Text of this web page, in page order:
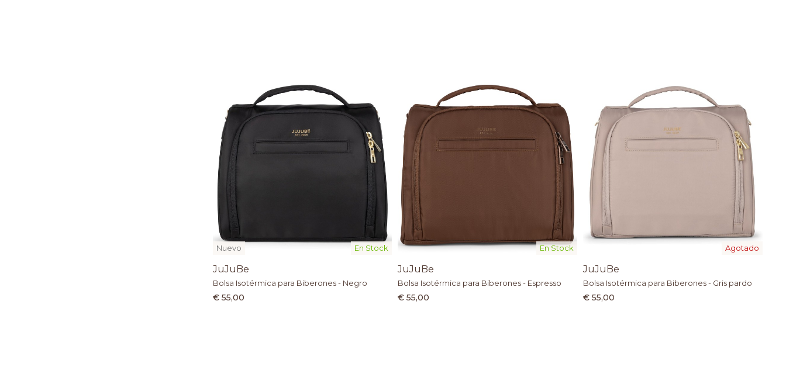
En Stock
Nuevo
JuJuBe
Bolsa Isotérmica para Biberones - Negro
€ 55,00
En Stock
JuJuBe
Bolsa Isotérmica para Biberones - Espresso
€ 55,00
Agotado
JuJuBe
Bolsa Isotérmica para Biberones - Gris pardo
€ 55,00